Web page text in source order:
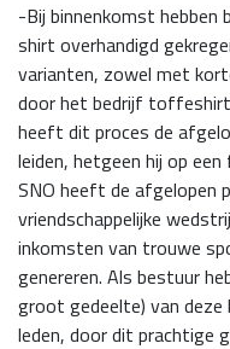
-Bij binnenkomst hebben
shirt overhandigd
varianten, zowel met
door het bedrijf
heeft dit proces de
leiden, hetgeen hij op
SNO heeft de afgelopen
vriendschappelijke
inkomsten van trouwe
genereren. Als bestuur
groot gedeelte) van deze
leden, door dit prachtige